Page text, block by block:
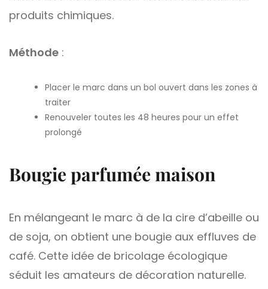
produits chimiques.
Méthode :
Placer le marc dans un bol ouvert dans les zones à
traiter
Renouveler toutes les 48 heures pour un effet
prolongé
Bougie parfumée maison
En mélangeant le marc à de la cire d’abeille ou
de soja, on obtient une bougie aux effluves de
café. Cette idée de bricolage écologique
séduit les amateurs de décoration naturelle.